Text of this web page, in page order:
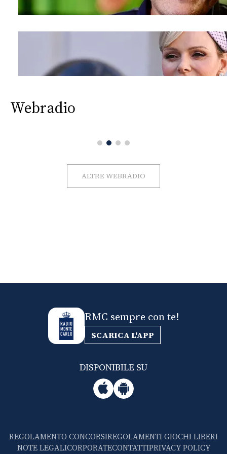
Webradio
ALTRE WEBRADIO
RMC sempre con te!
SCARICA L'APP
DISPONIBILE SU
REGOLAMENTO CONCORSIREGOLAMENTI GIOCHI LIBERI
NOTE LEGALICORPORATECONTATTIPRIVACY POLICY